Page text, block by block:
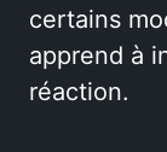
certains
apprend à
réaction.